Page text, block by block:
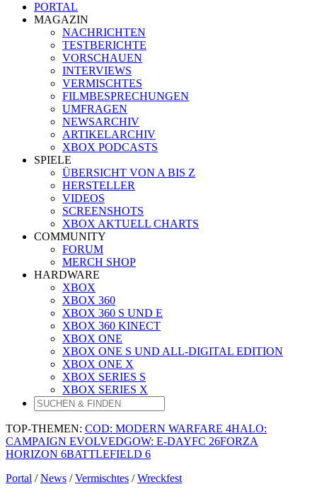
PORTAL
MAGAZIN
NACHRICHTEN
TESTBERICHTE
VORSCHAUEN
INTERVIEWS
VERMISCHTES
FILMBESPRECHUNGEN
UMFRAGEN
NEWSARCHIV
ARTIKELARCHIV
XBOX PODCASTS
SPIELE
ÜBERSICHT VON A BIS Z
HERSTELLER
VIDEOS
SCREENSHOTS
XBOX AKTUELL CHARTS
COMMUNITY
FORUM
MERCH SHOP
HARDWARE
XBOX
XBOX 360
XBOX 360 S UND E
XBOX 360 KINECT
XBOX ONE
XBOX ONE S UND ALL-DIGITAL EDITION
XBOX ONE X
XBOX SERIES S
XBOX SERIES X
TOP-THEMEN: COD: MODERN WARFARE 4HALO:
CAMPAIGN EVOLVEDGOW: E-DAYFC 26FORZA
HORIZON 6BATTLEFIELD 6
Portal /News /Vermischtes /Wreckfest